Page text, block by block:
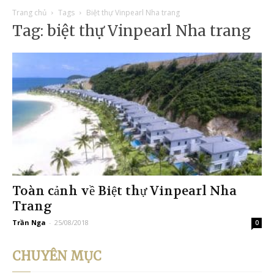
Trang chủ Tags Biệt thự Vinpearl Nha trang
Tag: biệt thự Vinpearl Nha trang
Toàn cảnh về Biệt thự Vinpearl Nha
Trang
Trần Nga - 25/08/2018 0
CHUYÊN MỤC